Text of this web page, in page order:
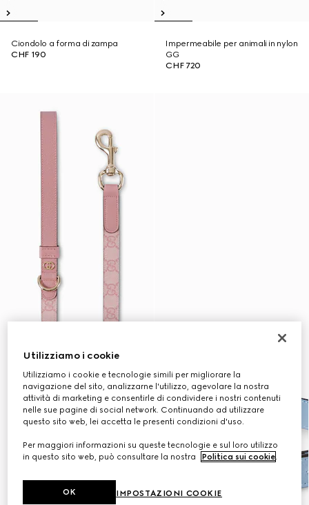
Ciondolo a forma di zampa
CHF 190
Impermeabile per animali in nylon
GG
CHF 720
Utilizziamo i cookie
Utilizziamo i cookie e tecnologie simili per migliorare la
navigazione del sito, analizzarne l'utilizzo, agevolare la nostra
attività di marketing e consentirle di condividere i nostri contenuti
nelle sue pagine di social network. Continuando ad utilizzare
questo sito web, lei accetta le presenti condizioni d'uso.
Per maggiori informazioni su queste tecnologie e sul loro utilizzo
in questo sito web, può consultare la nostra
Politica sui cookie.
IMPOSTAZIONI COOKIE
OK